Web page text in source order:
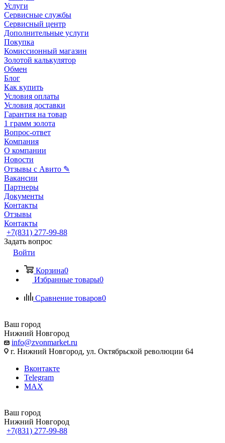
Услуги
Сервисные службы
Сервисный центр
Дополнительные услуги
Покупка
Комиссионный магазин
Золотой калькулятор
Обмен
Блог
Как купить
Условия оплаты
Условия доставки
Гарантия на товар
1 грамм золота
Вопрос-ответ
Компания
О компании
Новости
Отзывы с Авито ✎
Вакансии
Партнеры
Документы
Контакты
Отзывы
Контакты
+7(831) 277-99-88
Задать вопрос
Войти
Корзина0
Избранные товары0
Сравнение товаров0
Ваш город
Нижний Новгород
info@zvonmarket.ru
г. Нижний Новгород, ул. Октябрьской революции 64
Вконтакте
Telegram
MAX
Ваш город
Нижний Новгород
+7(831) 277-99-88